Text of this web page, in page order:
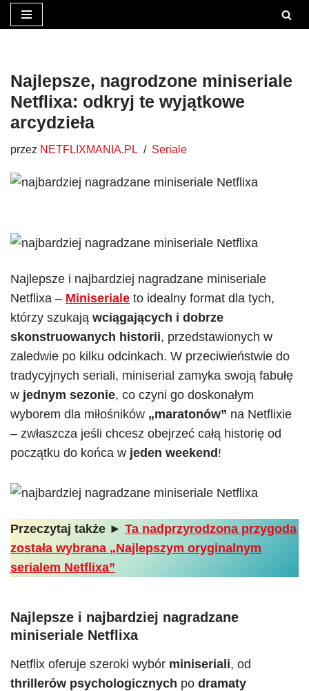
treści
Najlepsze, nagrodzone miniseriale
Netflixa: odkryj te wyjątkowe
arcydzieła
przez NETFLIXMANIA.PL Seriale
Najlepsze i najbardziej nagradzane miniseriale
Netflixa – Miniseriale to idealny format dla tych,
którzy szukają wciągających i dobrze
skonstruowanych historii, przedstawionych w
zaledwie po kilku odcinkach. W przeciwieństwie do
tradycyjnych seriali, miniserial zamyka swoją fabułę
w jednym sezonie, co czyni go doskonałym
wyborem dla miłośników „maratonów” na Netflixie
– zwłaszcza jeśli chcesz obejrzeć całą historię od
początku do końca w jeden weekend !
Przeczytaj także ► Ta nadprzyrodzona przygoda
została wybrana „Najlepszym oryginalnym
serialem Netflixa”
Najlepsze i najbardziej nagradzane
miniseriale Netflixa
Netflix oferuje szeroki wybór miniseriali, od
thrillerów psychologicznych po dramaty